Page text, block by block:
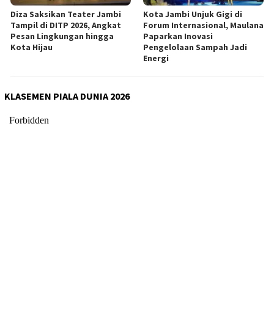
Diza Saksikan Teater Jambi
Tampil di DITP 2026, Angkat
Pesan Lingkungan hingga
Kota Hijau
Kota Jambi Unjuk Gigi di
Forum Internasional, Maulana
Paparkan Inovasi
Pengelolaan Sampah Jadi
Energi
KLASEMEN PIALA DUNIA 2026